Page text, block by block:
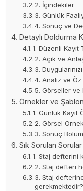
2. İçindekiler
3. Günlük
4. Sonuç ve
Detaylı Doldurma
1. Düzenli Kayıt
2. Açık ve
3.
4. Analiz ve
5. Görseller ve
Örnekler ve
1. Günlük Kayıt
2. Görsel
3. Sonuç
Sık Sorulan Sorular
1. Staj defterini
2. Staj defteri
3. Staj
gerekmektedir?